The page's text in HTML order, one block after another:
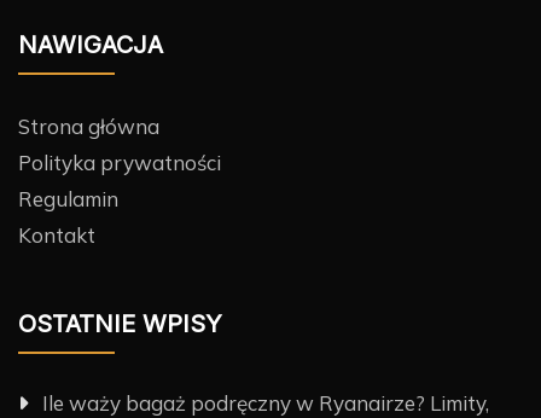
NAWIGACJA
Strona główna
Polityka prywatności
Regulamin
Kontakt
OSTATNIE WPISY
Ile waży bagaż podręczny w Ryanairze? Limity,